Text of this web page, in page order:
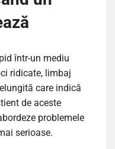
într-un mediu
ridicate, limbaj
care indică
de aceste
problemele
serioase.